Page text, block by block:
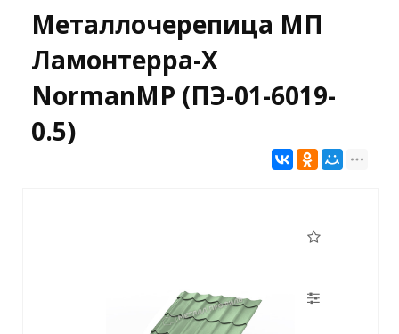
Металлочерепица МП
Ламонтерра-X
NormanMP (ПЭ-01-6019-
0.5)